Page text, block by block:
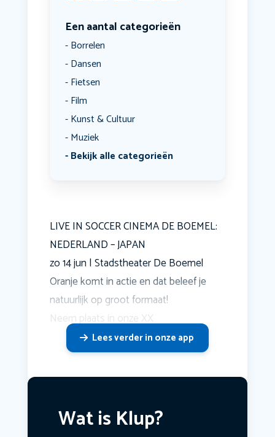
Een aantal categorieën
Borrelen
Dansen
Fietsen
Film
Kunst & Cultuur
Muziek
Bekijk alle categorieën
LIVE IN SOCCER CINEMA DE BOEMEL:
NEDERLAND – JAPAN
zo 14 jun | Stadstheater De Boemel
Oranje komt in actie en dat beleef je
natuurlijk op groot formaat!
Neem plaats in onze XX
Lees verder in onze app
Wat is Klup?